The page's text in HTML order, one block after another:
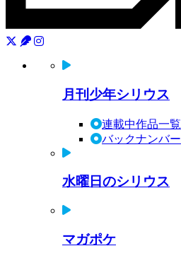
月刊少年シリウス
連載中作品一覧
バックナンバー
水曜日のシリウス
マガポケ